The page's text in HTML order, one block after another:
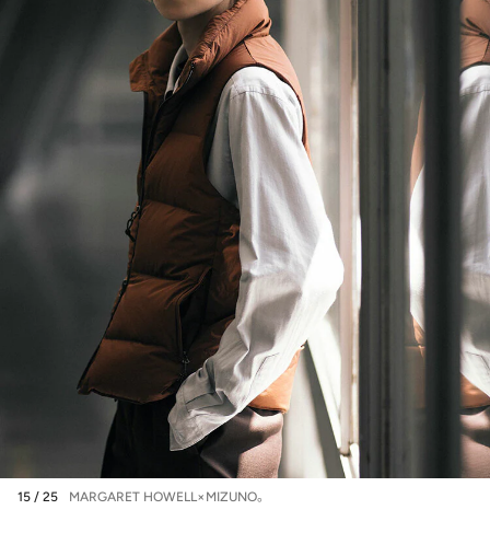
15 / 25 MARGARET HOWELL×MIZUNO。